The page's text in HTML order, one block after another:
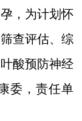
，为计划怀
查评估、综
酸预防神经
委， 责任单